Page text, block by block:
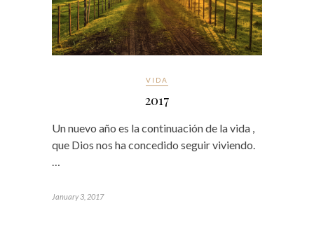
VIDA
2017
Un nuevo año es la continuación de la vida ,
que Dios nos ha concedido seguir viviendo.
January 3, 2017